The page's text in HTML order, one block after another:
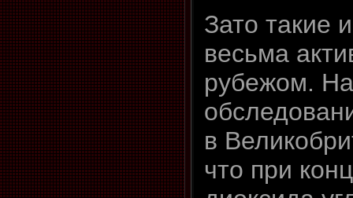
Зато такие
весьма
рубежом.
в
что при